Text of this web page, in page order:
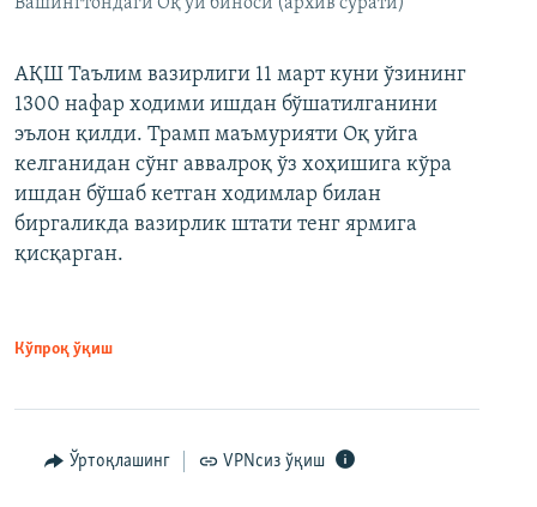
Вашингтондаги Оқ уй биноси (архив сурати)
АҚШ Таълим вазирлиги 11 март куни ўзининг
1300 нафар ходими ишдан бўшатилганини
эълон қилди. Трамп маъмурияти Оқ уйга
келганидан сўнг аввалроқ ўз хоҳишига кўра
ишдан бўшаб кетган ходимлар билан
биргаликда вазирлик штати тенг ярмига
қисқарган.
Кўпроқ ўқиш
Ўртоқлашинг VPNсиз ўқиш